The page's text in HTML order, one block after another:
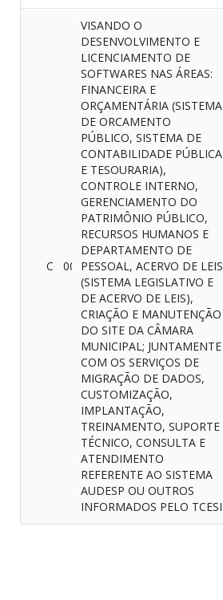
CONVITE
001/2015
VISANDO O
DESENVOLVIMENTO E
LICENCIAMENTO DE
SOFTWARES NAS ÁREAS:
FINANCEIRA E
ORÇAMENTÁRIA (SISTEMA
DE ORCAMENTO
PÚBLICO, SISTEMA DE
CONTABILIDADE PÚBLICA
E TESOURARIA),
CONTROLE INTERNO,
GERENCIAMENTO DO
PATRIMÔNIO PÚBLICO,
RECURSOS HUMANOS E
DEPARTAMENTO DE
PESSOAL, ACERVO DE LEIS
(SISTEMA LEGISLATIVO E
DE ACERVO DE LEIS),
CRIAÇÃO E MANUTENÇÃO
DO SITE DA CÂMARA
MUNICIPAL; JUNTAMENTE
COM OS SERVIÇOS DE
MIGRAÇÃO DE DADOS,
CUSTOMIZAÇÃO,
IMPLANTAÇÃO,
TREINAMENTO, SUPORTE
TÉCNICO, CONSULTA E
ATENDIMENTO
REFERENTE AO SISTEMA
AUDESP OU OUTROS
INFORMADOS PELO TCESI